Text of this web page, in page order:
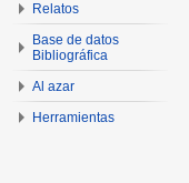
Relatos
Base de datos
Bibliográfica
Al azar
Herramientas